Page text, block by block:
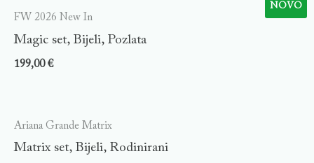
NOVO
FW 2026 New In
Magic set, Bijeli, Pozlata
199,00€
Ariana Grande Matrix
Matrix set, Bijeli, Rodinirani